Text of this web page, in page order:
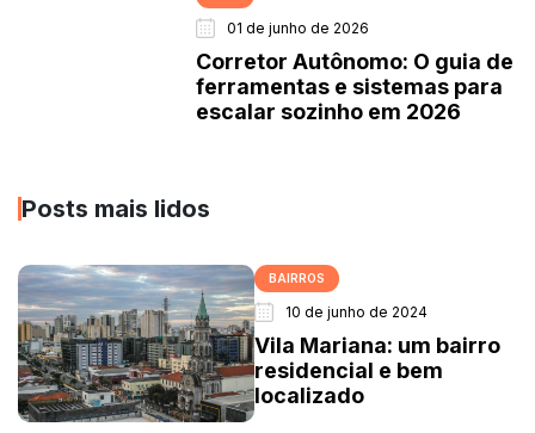
01 de junho de 2026
Corretor Autônomo: O guia de
ferramentas e sistemas para
escalar sozinho em 2026
Posts mais lidos
BAIRROS
10 de junho de 2024
Vila Mariana: um bairro
residencial e bem
localizado